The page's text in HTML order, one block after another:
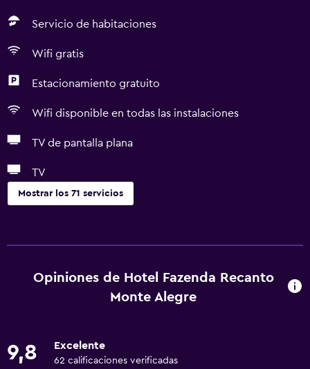
Servicio de habitaciones
Wifi gratis
Estacionamiento gratuito
Wifi disponible en todas las instalaciones
TV de pantalla plana
TV
Mostrar los 71 servicios
Wifi gratis
Wifi disponible en todas las instalaciones
Ventilador
Opiniones de Hotel Fazenda Recanto
Monte Alegre
9,8 Excelente
62 calificaciones verificadas